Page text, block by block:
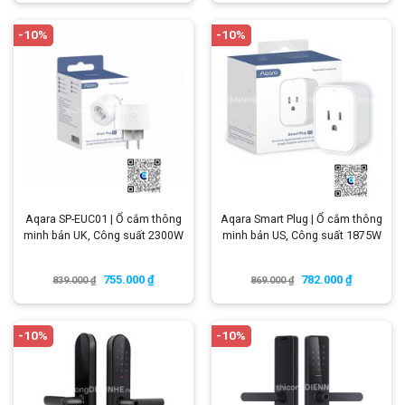
-10%
Aqara SP-EUC01 | Ổ cắm thông
minh bản UK, Công suất 2300W
839.000₫ 755.000 ₫
-10%
Aqara Smart Plug | Ổ cắm thông
minh bản US, Công suất 1875W
869.000₫ 782.000 ₫
-10% -10%